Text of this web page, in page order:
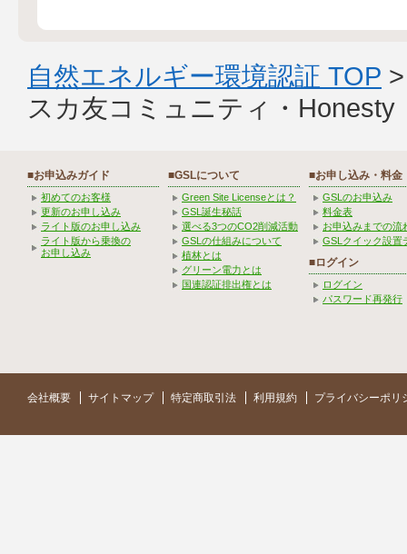
自然エネルギー環境認証 TOP
スカ友コミュニティ・
■お申込みガイド
初めてのお客様
更新のお申し込み
ライト版のお申し込み
ライト版から乗換の
お申し込み
■GSLについて
Green Site Licenseとは？
GSL誕生秘話
選べる3つのCO2削減活動
GSLの仕組みについて
植林とは
グリーン電力とは
国連認証排出権とは
■お申し込み・料金
GSLのお申込み
料金表
お申込みまでの流
GSLクイック設置
■ログイン
ログイン
パスワード再発行
会社概要 サイトマップ 特定商取引法 利用規約 プライバシーポリ